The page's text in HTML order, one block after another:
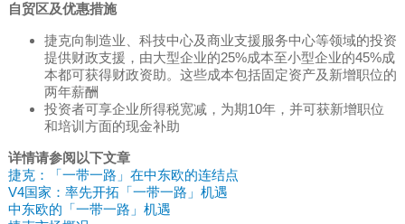
自贸区及优惠措施
捷克向制造业、科技中心及商业支援服务中心等领域的投资
提供财政支援，由大型企业的25%成本至小型企业的45%成
本都可获得财政资助。这些成本包括固定资产及新增职位的
两年薪酬
投资者可享企业所得税宽减，为期10年，并可获新增职位
和培训方面的现金补助
详情请参阅以下文章
捷克：「一带一路」在中东欧的连结点
V4国家：率先开拓「一带一路」机遇
中东欧的「一带一路」机遇